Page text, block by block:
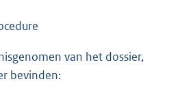
van het dossier,
bevinden: